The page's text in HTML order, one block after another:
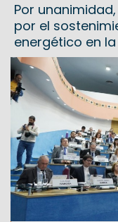
Por
por el
energético en